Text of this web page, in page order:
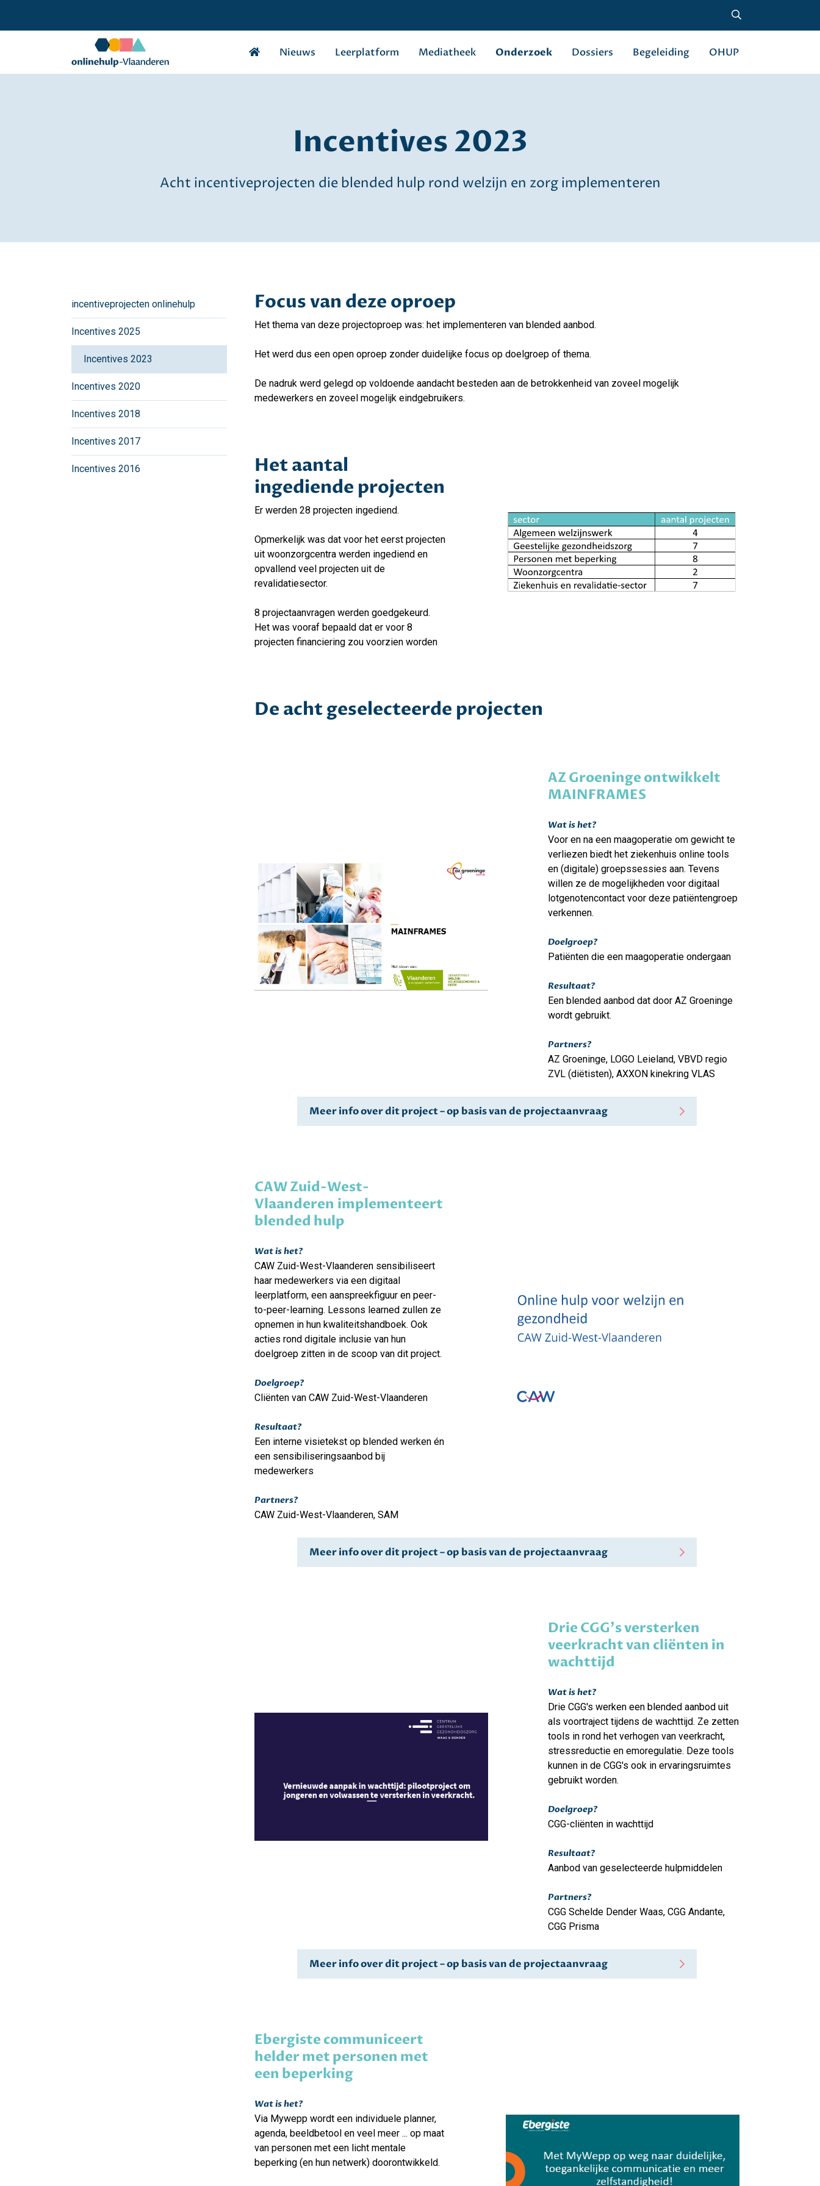
Nieuws Leerplatform Mediatheek Onderzoek Dossiers Begeleiding OHUP
Incentives 2023
Acht incentiveprojecten die blended hulp rond welzijn en zorg implementeren
incentiveprojecten onlinehulp
Incentives 2025
Incentives 2023
Incentives 2020
Incentives 2018
Incentives 2017
Incentives 2016
Focus van deze oproep
Het thema van deze projectoproep was: het implementeren van blended aanbod.
Het werd dus een open oproep zonder duidelijke focus op doelgroep of thema.
De nadruk werd gelegd op voldoende aandacht besteden aan de betrokkenheid van zoveel mogelijk
medewerkers en zoveel mogelijk eindgebruikers.
Het aantal
ingediende projecten
Er werden 28 projecten ingediend.
Opmerkelijk was dat voor het eerst projecten
uit woonzorgcentra werden ingediend en
opvallend veel projecten uit de
revalidatiesector.
8 projectaanvragen werden goedgekeurd.
Het was vooraf bepaald dat er voor 8
projecten financiering zou voorzien worden
De acht geselecteerde projecten
AZ Groeninge ontwikkelt
MAINFRAMES
Wat is het?
Voor en na een maagoperatie om gewicht te
verliezen biedt het ziekenhuis online tools
en (digitale) groepssessies aan. Tevens
willen ze de mogelijkheden voor digitaal
lotgenotencontact voor deze patiëntengroep
verkennen.
Doelgroep?
Patiënten die een maagoperatie ondergaan
Resultaat?
Een blended aanbod dat door AZ Groeninge
wordt gebruikt.
Partners?
AZ Groeninge, LOGO Leieland, VBVD regio
ZVL (diëtisten), AXXON kinekring VLAS
Meer info over dit project – op basis van de projectaanvraag
CAW Zuid-West-
Vlaanderen implementeert
blended hulp
Wat is het?
CAW Zuid-West-Vlaanderen sensibiliseert
haar medewerkers via een digitaal
leerplatform, een aanspreekfiguur en peer-
to-peer-learning. Lessons learned zullen ze
opnemen in hun kwaliteitshandboek. Ook
acties rond digitale inclusie van hun
doelgroep zitten in de scoop van dit project.
Doelgroep?
Cliënten van CAW Zuid-West-Vlaanderen
Resultaat?
Een interne visietekst op blended werken én
een sensibiliseringsaanbod bij
medewerkers
Partners?
CAW Zuid-West-Vlaanderen, SAM
Meer info over dit project – op basis van de projectaanvraag
Drie CGG's versterken
veerkracht van cliënten in
wachttijd
Wat is het?
Drie CGG's werken een blended aanbod uit
als voortraject tijdens de wachttijd. Ze zetten
tools in rond het verhogen van veerkracht,
stressreductie en emoregulatie. Deze tools
kunnen in de CGG's ook in ervaringsruimtes
gebruikt worden.
Doelgroep?
CGG-cliënten in wachttijd
Resultaat?
Aanbod van geselecteerde hulpmiddelen
Partners?
CGG Schelde Dender Waas, CGG Andante,
CGG Prisma
Meer info over dit project – op basis van de projectaanvraag
Ebergiste communiceert
helder met personen met
een beperking
Wat is het?
Via Mywepp wordt een individuele planner,
agenda, beeldbetool en veel meer ... op maat
van personen met een licht mentale
beperking (en hun netwerk) doorontwikkeld.